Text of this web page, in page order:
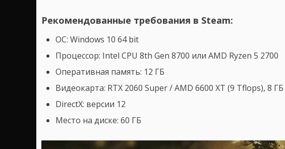
Рекомендованные требования в Steam:
ОС: Windows 10 64 bit
Процессор: Intel CPU 8th Gen 8700 или AMD Ryzen 5 2700
Оперативная память: 12 ГБ
Видеокарта: RTX 2060 Super / AMD 6600 XT (9 Tflops), 8 ГБ
DirectX: версии 12
Место на диске: 60 ГБ